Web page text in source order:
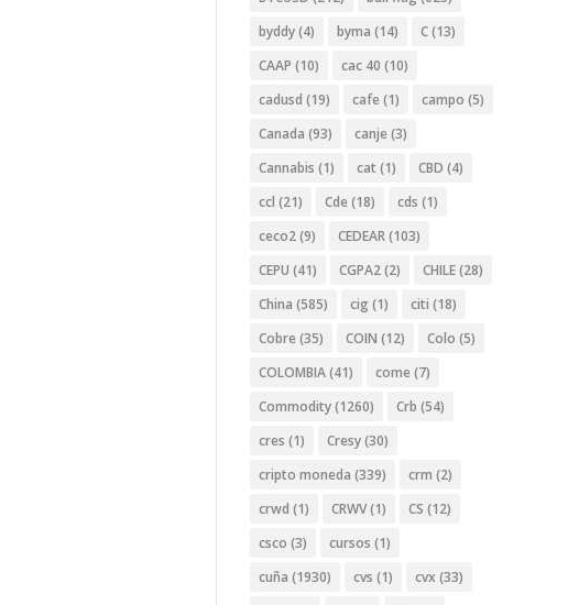
byddy(4) byma (14) C(13)
CAAP (10) cac 40 (10)
cadusd (19) cafe (1) campo (5)
Canada (93) canje (3)
Cannabis (1) cat (1) CBD (4)
ccl (21) Cde (18) cds (1)
ceco2(9) CEDEAR(103)
CEPU (41) CGPA2(2) CHILE(28)
China (585) cig (1) citi (18)
Cobre (35) COIN (12) Colo (5)
COLOMBIA(41) come (7)
Commodity(1260) Crb (54)
cres (1) Cresy(30)
cripto moneda (339) crm (2)
crwd (1) CRWV(1) CS (12)
csco (3) cursos (1)
cuña (1930) cvs (1) cvx (33)